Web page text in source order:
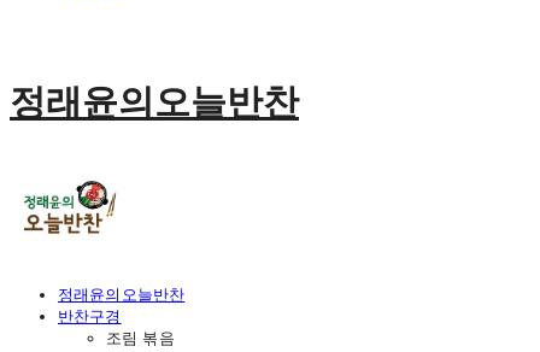
정래윤의오늘반찬
정래윤의오늘반찬
반찬구경
조림 볶음